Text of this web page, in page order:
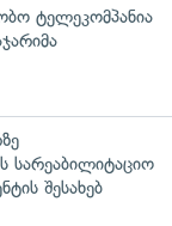
ტელეკომპანია
სარეაბილიტაციო
შესახებ